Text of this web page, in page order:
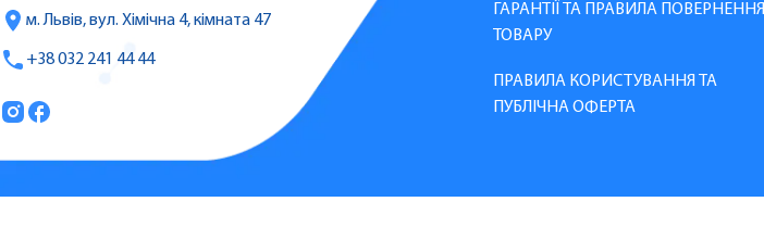
м. Львів, вул. Хімічна 4, кімната 47
+38 032 241 44 44
ГАРАНТІЇ ТА ПРАВИЛА ПОВЕРНЕННЯ
ТОВАРУ
ПРАВИЛА КОРИСТУВАННЯ ТА
ПУБЛІЧНА ОФЕРТА